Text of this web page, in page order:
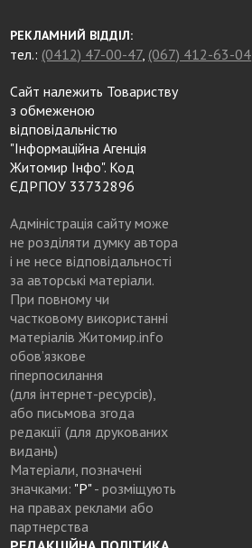
РЕКЛАМНИЙ ВІДДІЛ:
тел.: (0412) 47-00-47, (067) 412-63-04
Сайт належить Товариству
з обмеженою
відповідальністю
"Інформаційна Агенція
Житомир Інфо". Код
ЄДРПОУ 33732896
Адміністрація сайту може
не розділяти думку автора
і не несе відповідальності
за авторські матеріали.
При повному чи
частковому використанні
матеріалів Житомир.info
обов’язкове
гіперпосилання
(для інтернет-ресурсів),
або письмова згода
редакції (для друкованих
видань)
Матеріали, позначені
значками: "Р"- розміщують
на правах реклами або
партнерства